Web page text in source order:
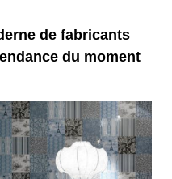
de fabricants
du moment